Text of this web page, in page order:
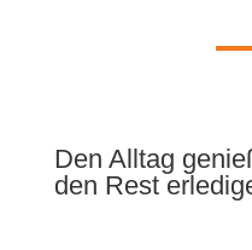
Den Alltag
den Rest